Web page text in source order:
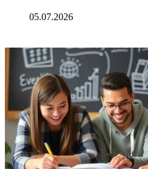
05.07.2026